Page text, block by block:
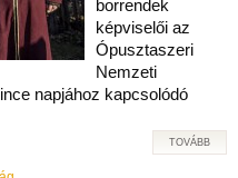
borrendek
képviselői az
Ópusztaszeri
Nemzeti
napjához kapcsolódó
TOVÁBB